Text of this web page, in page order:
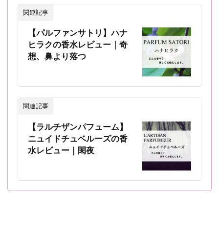
関連記事
【パルファンサトリ】ハナ
ヒラクの香水レビュー｜奇
想、鼻より落つ
関連記事
【ラルチザンパフューム】
ニュイドチュベルーズの香
水レビュー｜閑夜